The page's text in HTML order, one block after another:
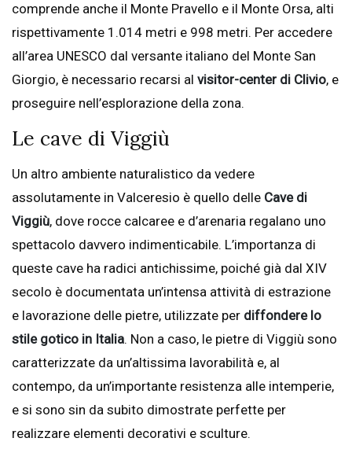
comprende anche il Monte Pravello e il Monte Orsa, alti
rispettivamente 1.014 metri e 998 metri. Per accedere
all’area UNESCO dal versante italiano del Monte San
Giorgio, è necessario recarsi al visitor-center di Clivio, e
proseguire nell’esplorazione della zona.
Le cave di Viggiù
Un altro ambiente naturalistico da vedere
assolutamente in Valceresio è quello delle Cave di
Viggiù, dove rocce calcaree e d’arenaria regalano uno
spettacolo davvero indimenticabile. L’importanza di
queste cave ha radici antichissime, poiché già dal XIV
secolo è documentata un’intensa attività di estrazione
e lavorazione delle pietre, utilizzate per diffondere lo
stile gotico in Italia. Non a caso, le pietre di Viggiù sono
caratterizzate da un’altissima lavorabilità e, al
contempo, da un’importante resistenza alle intemperie,
e si sono sin da subito dimostrate perfette per
realizzare elementi decorativi e sculture.